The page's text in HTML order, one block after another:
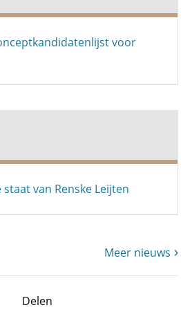
voor
van Renske Leijten
Meer nieuws
Delen